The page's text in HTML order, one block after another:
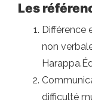
Les
Différence
non
difficulté